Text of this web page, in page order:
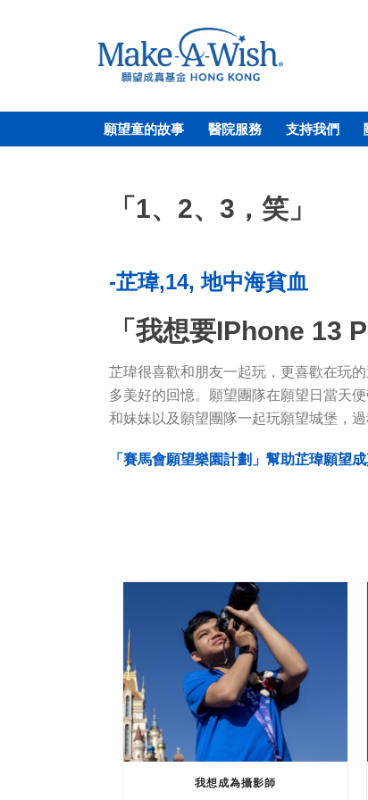
願望童的故事 醫院服務 支持我們
「1、2、3，笑」
-芷瑋,14, 地中海貧血
「我想要iPhone 13
芷瑋很喜歡和朋友一起玩，更喜歡在玩
多美好的回憶。願望團隊在願望日當天
和妹妹以及願望團隊一起玩願望城堡，
「賽馬會願望樂園計劃」幫助芷瑋願望
我想成為攝影師